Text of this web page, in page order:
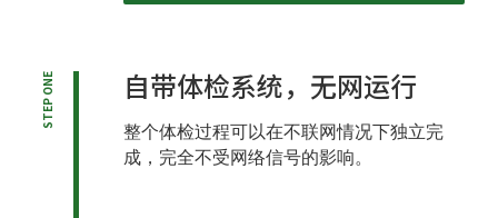
STEP ONE 自带体检系统，无网运行
整个体检过程可以在不联网情况下独立完
成，完全不受网络信号的影响。